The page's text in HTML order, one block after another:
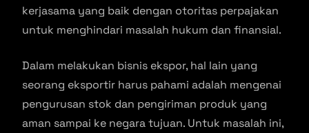
kerjasama yang baik dengan otoritas perpajakan
untuk menghindari masalah hukum dan finansial.
Dalam melakukan bisnis ekspor, hal lain yang
seorang eksportir harus pahami adalah mengenai
pengurusan stok dan pengiriman produk yang
aman sampai ke negara tujuan. Untuk masalah ini,